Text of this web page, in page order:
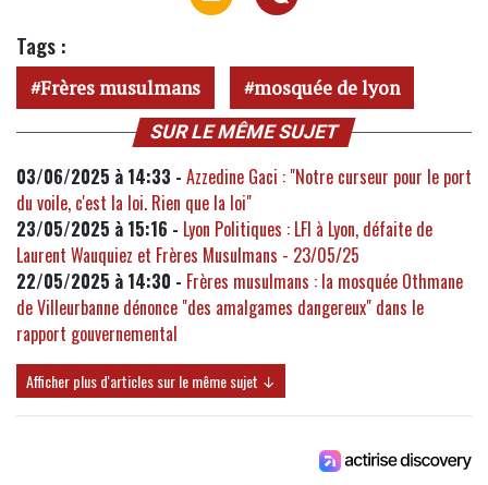
Tags :
Frères musulmans mosquée de lyon
SUR LE MÊME SUJET
03/06/2025 à 14:33 - Azzedine Gaci : "Notre curseur pour le port
du voile, c'est la loi. Rien que la loi"
23/05/2025 à 15:16 - Lyon Politiques : LFI à Lyon, défaite de
Laurent Wauquiez et Frères Musulmans - 23/05/25
22/05/2025 à 14:30 - Frères musulmans : la mosquée Othmane
de Villeurbanne dénonce "des amalgames dangereux" dans le
rapport gouvernemental
Afficher plus d'articles sur le même sujet ↓